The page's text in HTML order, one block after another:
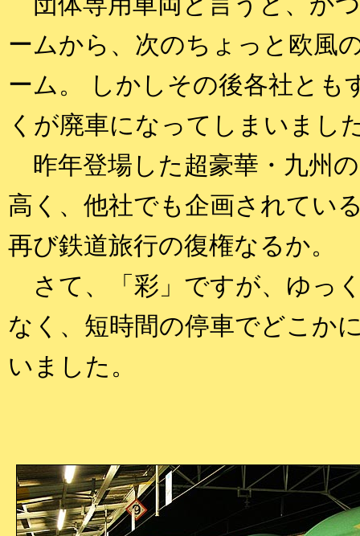
ームから、次のちょっと欧風
ーム。 しかしその後各社とも
くが廃車になってしまいまし
昨年登場した超豪華・九州
高く、他社でも企画されてい
再び鉄道旅行の復権なるか。
さて、「彩」ですが、ゆっ
なく、短時間の停車でどこか
いました。